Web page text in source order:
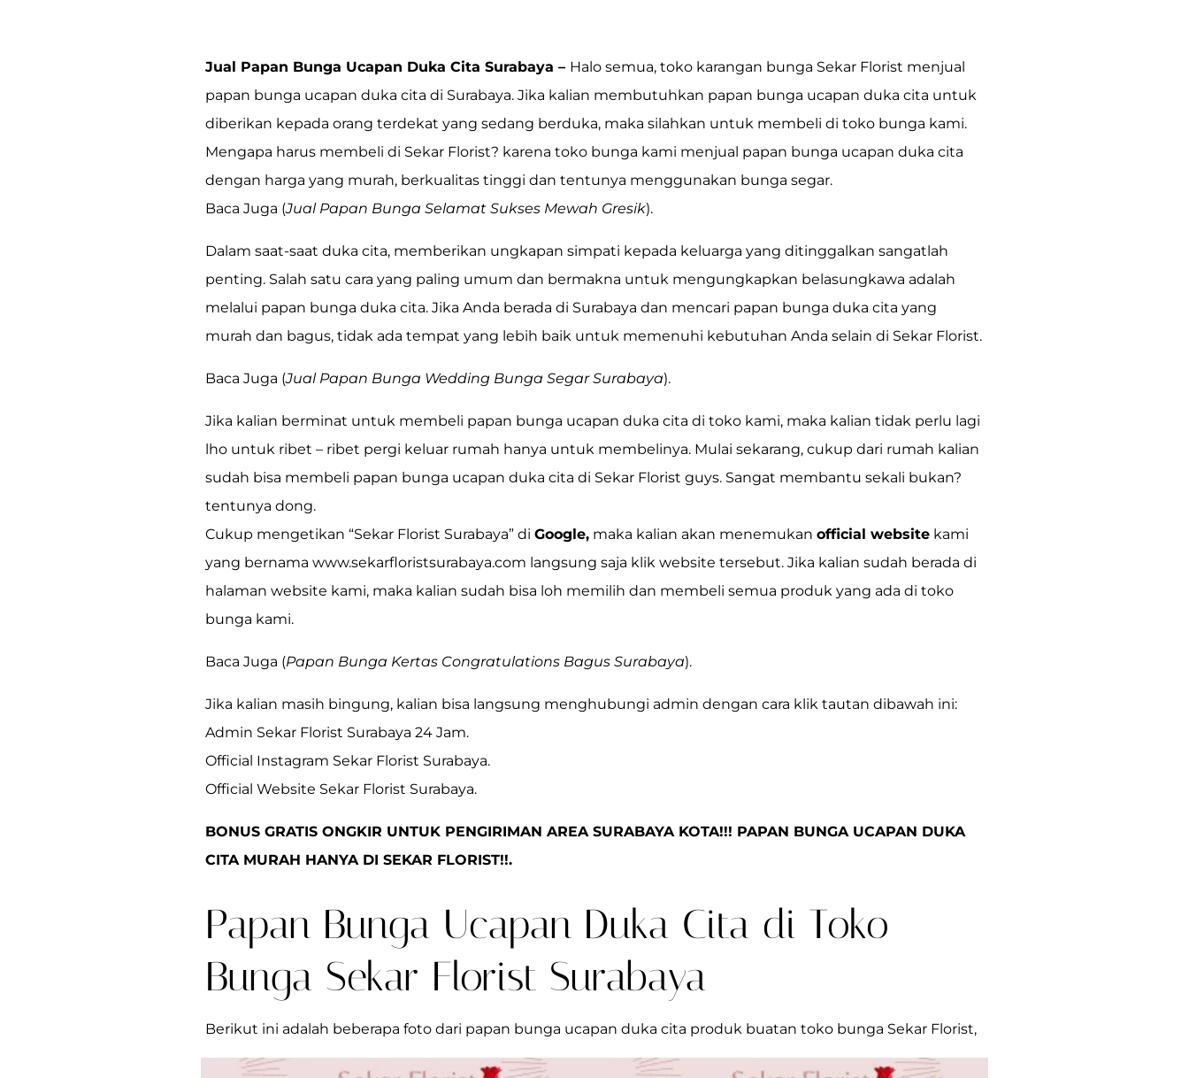
Jual Papan Bunga Ucapan Duka Cita Surabaya – Halo semua, toko karangan bunga Sekar Florist menjual
papan bunga ucapan duka cita di Surabaya. Jika kalian membutuhkan papan bunga ucapan duka cita untuk
diberikan kepada orang terdekat yang sedang berduka, maka silahkan untuk membeli di toko bunga kami.
Mengapa harus membeli di Sekar Florist? karena toko bunga kami menjual papan bunga ucapan duka cita
dengan harga yang murah, berkualitas tinggi dan tentunya menggunakan bunga segar.
Baca Juga (Jual Papan Bunga Selamat Sukses Mewah Gresik).
Dalam saat-saat duka cita, memberikan ungkapan simpati kepada keluarga yang ditinggalkan sangatlah
penting. Salah satu cara yang paling umum dan bermakna untuk mengungkapkan belasungkawa adalah
melalui papan bunga duka cita. Jika Anda berada di Surabaya dan mencari papan bunga duka cita yang
murah dan bagus, tidak ada tempat yang lebih baik untuk memenuhi kebutuhan Anda selain di Sekar Florist.
Baca Juga (Jual Papan Bunga Wedding Bunga Segar Surabaya).
Jika kalian berminat untuk membeli papan bunga ucapan duka cita di toko kami, maka kalian tidak perlu lagi
lho untuk ribet – ribet pergi keluar rumah hanya untuk membelinya. Mulai sekarang, cukup dari rumah kalian
sudah bisa membeli papan bunga ucapan duka cita di Sekar Florist guys. Sangat membantu sekali bukan?
tentunya dong.
Cukup mengetikan “Sekar Florist Surabaya” di Google, maka kalian akan menemukan official website kami
yang bernama www.sekarfloristsurabaya.com langsung saja klik website tersebut. Jika kalian sudah berada di
halaman website kami, maka kalian sudah bisa loh memilih dan membeli semua produk yang ada di toko
bunga kami.
Baca Juga (Papan Bunga Kertas Congratulations Bagus Surabaya).
Jika kalian masih bingung, kalian bisa langsung menghubungi admin dengan cara klik tautan dibawah ini:
Admin Sekar Florist Surabaya 24 Jam.
Official Instagram Sekar Florist Surabaya.
Official Website Sekar Florist Surabaya.
BONUS GRATIS ONGKIR UNTUK PENGIRIMAN AREA SURABAYA KOTA!!! PAPAN BUNGA UCAPAN DUKA
CITA MURAH HANYA DI SEKAR FLORIST!!.
Papan Bunga Ucapan Duka Cita di Toko
Bunga Sekar Florist Surabaya
Berikut ini adalah beberapa foto dari papan bunga ucapan duka cita produk buatan toko bunga Sekar Florist,